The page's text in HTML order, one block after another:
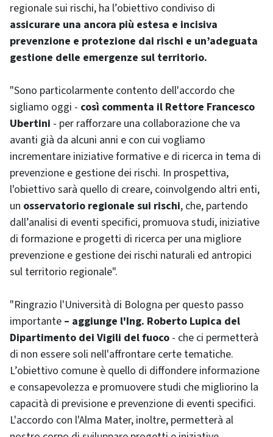
regionale sui rischi, ha l’obiettivo condiviso di
assicurare una ancora più estesa e incisiva
prevenzione e protezione dai rischi e un’adeguata
gestione delle emergenze sul territorio.
"Sono particolarmente contento dell'accordo che
sigliamo oggi - così commenta il Rettore Francesco
Ubertini - per rafforzare una collaborazione che va
avanti già da alcuni anni e con cui vogliamo
incrementare iniziative formative e di ricerca in tema di
prevenzione e gestione dei rischi. In prospettiva,
l'obiettivo sarà quello di creare, coinvolgendo altri enti,
un osservatorio regionale sui rischi, che, partendo
dall’analisi di eventi specifici, promuova studi, iniziative
di formazione e progetti di ricerca per una migliore
prevenzione e gestione dei rischi naturali ed antropici
sul territorio regionale".
"Ringrazio l'Università di Bologna per questo passo
importante – aggiunge l'Ing. Roberto Lupica del
Dipartimento dei Vigili del fuoco - che ci permetterà
di non essere soli nell'affrontare certe tematiche.
L’obiettivo comune è quello di diffondere informazione
e consapevolezza e promuovere studi che migliorino la
capacità di previsione e prevenzione di eventi specifici.
L'accordo con l'Alma Mater, inoltre, permetterà al